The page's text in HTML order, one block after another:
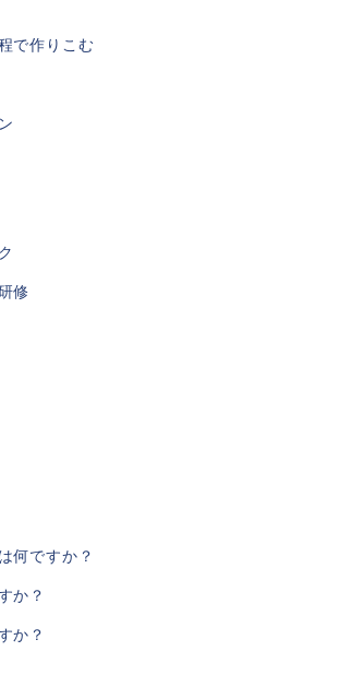
で作りこむ
修
何ですか？
か？
か？